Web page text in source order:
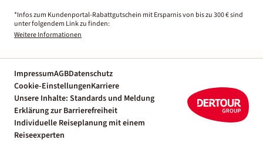
*Infos zum Kundenportal-Rabattgutschein mit Ersparnis von bis zu 300 € sind
unter folgendem Link zu finden:
Weitere Informationen
ImpressumAGBDatenschutz
Cookie-EinstellungenKarriere
Unsere Inhalte: Standards und Meldung
Erklärung zur Barrierefreiheit
Individuelle Reiseplanung mit einem
Reiseexperten